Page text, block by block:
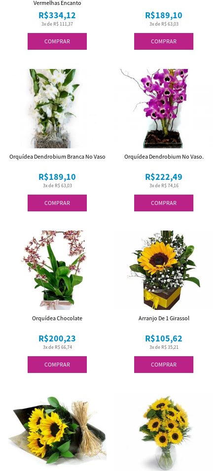
COMPRAR
3x de R$ 111,37
R$334,12
Vermelhas Encanto
COMPRAR
3x de R$ 63,03
R$189,10
COMPRAR
3x de R$ 63,03
R$189,10
Orquídea Dendrobium Branca No Vaso
COMPRAR
3x de R$ 74,16
R$222,49
Orquídea Dendrobium No Vaso.
COMPRAR
3x de R$ 66,74
R$200,23
Orquídea Chocolate
COMPRAR
3x de R$ 35,21
R$105,62
Arranjo De 1 Girassol